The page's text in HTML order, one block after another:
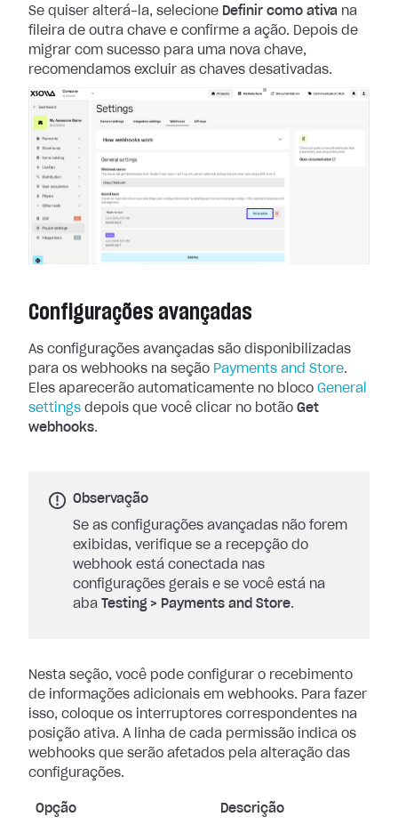
Se quiser alterá-la, selecione Definir como ativa na
fileira de outra chave e confirme a ação. Depois de
migrar com sucesso para uma nova chave,
recomendamos excluir as chaves desativadas.
Configurações avançadas
As configurações avançadas são disponibilizadas
para os webhooks na seção Payments and Store.
Eles aparecerão automaticamente no bloco General
settings depois que você clicar no botão Get
webhooks.
Observação
Se as configurações avançadas não forem
exibidas, verifique se a recepção do
webhook está conectada nas
configurações gerais e se você está na
aba
Testing > Payments and Store.
Nesta seção, você pode configurar o recebimento
de informações adicionais em webhooks. Para fazer
isso, coloque os interruptores correspondentes na
posição ativa. A linha de cada permissão indica os
webhooks que serão afetados pela alteração das
configurações.
Opção Descrição